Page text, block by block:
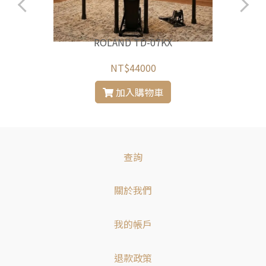
ROLAND TD-07KX
NT$44000
加入購物車
查詢
關於我們
我的帳戶
退款政策